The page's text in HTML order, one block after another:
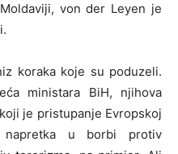
von der Leyen je
koraka koje su poduzeli.
ministara BiH, njihova
je pristupanje Evropskoj
u borbi protiv